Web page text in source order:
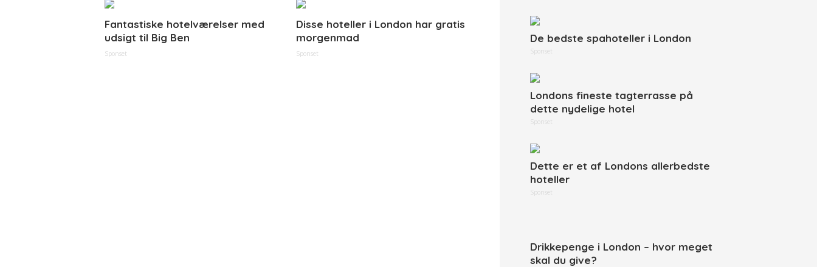
Fantastiske hotelværelser med
udsigt til Big Ben
Sponset
Disse hoteller i London har gratis
morgenmad
Sponset
De bedste spahoteller i London
Sponset
Londons fineste tagterrasse på
dette nydelige hotel
Sponset
Dette er et af Londons allerbedste
hoteller
Sponset
Drikkepenge i London – hvor meget
skal du give?